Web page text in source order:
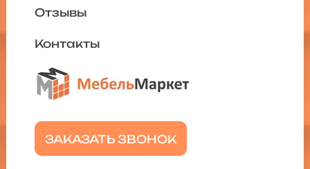
ЗАКАЗАТЬ ЗВОНОК
Отзывы
Контакты